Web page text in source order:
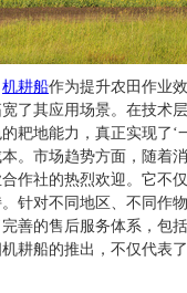
机耕船作为提升农田作业
了其应用场景。在技术
耙地能力，真正实现了
。市场趋势方面，随着
作社的热烈欢迎。它不
针对不同地区、不同作
善的售后服务体系，包
耕船的推出，不仅代表